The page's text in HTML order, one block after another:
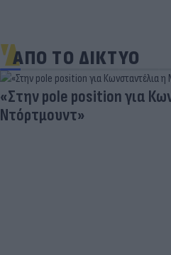
ΑΠΟ ΤΟ ΔΙΚΤΥΟ
«Στην pole position για
Ντόρτμουντ»